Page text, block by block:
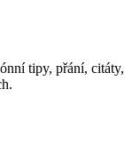
tipy, přání, citáty,